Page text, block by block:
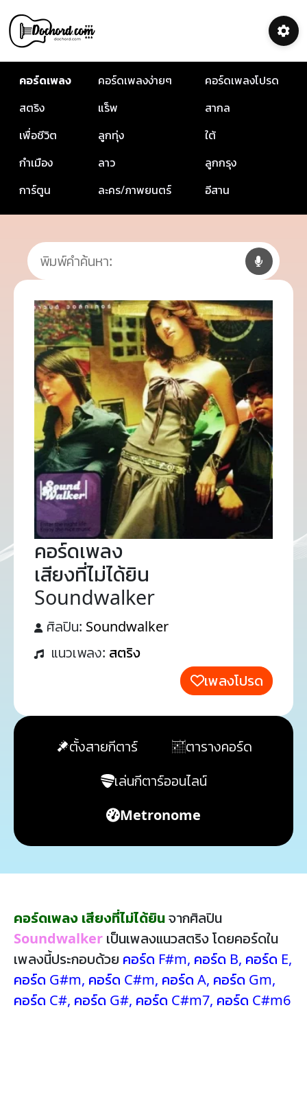
คอร์ดเพลง คอร์ดเพลงง่ายๆ
คอร์ดเพลงโปรด
สตริง
แร็พ
สากล
เพื่อชีวิต
ลูกทุ่ง
ใต้
กำเมือง
ลาว
ลูกกรุง
การ์ตูน
ละคร/ภาพยนตร์ อีสาน
คอร์ดเพลง
เสียงที่ไม่ได้ยิน
Soundwalker
ศิลปิน: Soundwalker
แนวเพลง: สตริง
เพลงโปรด
ตั้งสายกีตาร์
ตารางคอร์ด
เล่นกีตาร์ออนไลน์
Metronome
คอร์ดเพลง เสียงที่ไม่ได้ยินจากศิลปิน
Soundwalker เป็นเพลงแนวสตริง โดยคอร์ดใน
เพลงนี้ประกอบด้วย คอร์ด F#m, คอร์ด B, คอร์ด E,
คอร์ด G#m, คอร์ด C#m, คอร์ด A, คอร์ด Gm,
คอร์ด C#, คอร์ด G#, คอร์ด C#m7, คอร์ด C#m6